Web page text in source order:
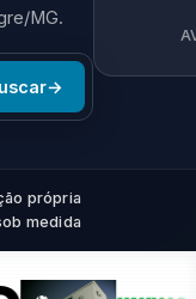
Restaurante
MG.
→
própria
medida